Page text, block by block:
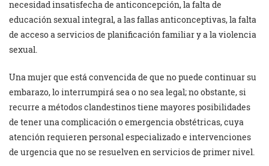
necesidad insatisfecha de anticoncepción, la falta de
educación sexual integral, a las fallas anticonceptivas, la falta
de acceso a servicios de planificación familiar y a la violencia
sexual.
Una mujer que está convencida de que no puede continuar su
embarazo, lo interrumpirá sea o no sea legal; no obstante, si
recurre a métodos clandestinos tiene mayores posibilidades
de tener una complicación o emergencia obstétricas, cuya
atención requieren personal especializado e intervenciones
de urgencia que no se resuelven en servicios de primer nivel.